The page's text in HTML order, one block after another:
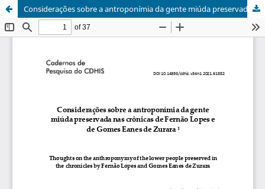
Considerações sobre a antroponímia da gente miúda preservada nas crônicas de Fernão Lopes e de Gomes Eanes de Zurara